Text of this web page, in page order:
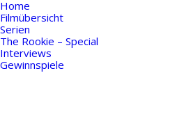
Home
Filmübersicht
Serien
The Rookie – Special
Interviews
Gewinnspiele